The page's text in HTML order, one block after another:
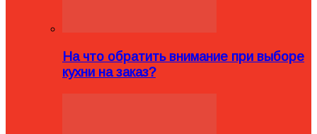
На что обратить внимание при выборе
кухни на заказ?